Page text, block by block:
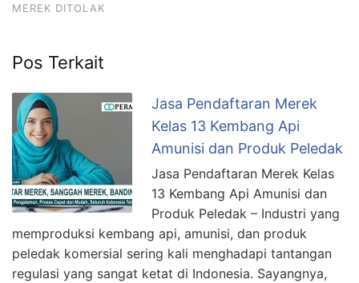
MEREK DITOLAK
Pos Terkait
Jasa Pendaftaran Merek
Kelas 13 Kembang Api
Amunisi dan Produk Peledak
Jasa Pendaftaran Merek Kelas
13 Kembang Api Amunisi dan
Produk Peledak – Industri yang
memproduksi kembang api, amunisi, dan produk
peledak komersial sering kali menghadapi tantangan
regulasi yang sangat ketat di Indonesia. Sayangnya,